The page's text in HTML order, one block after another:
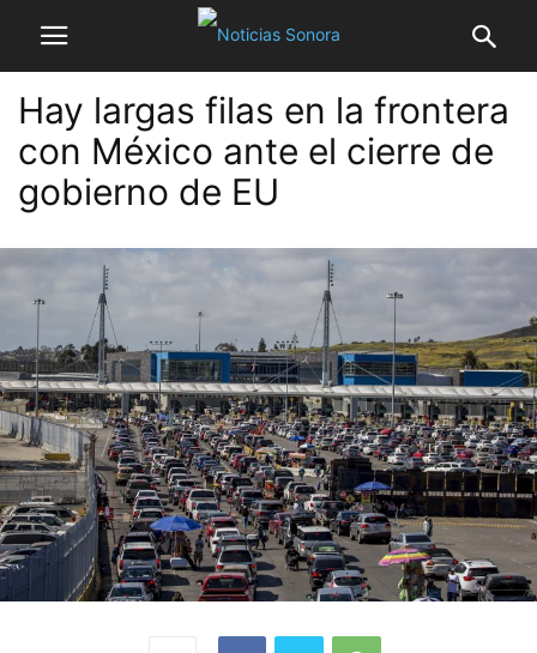
Hay largas filas en la frontera
con México ante el cierre de
gobierno de EU